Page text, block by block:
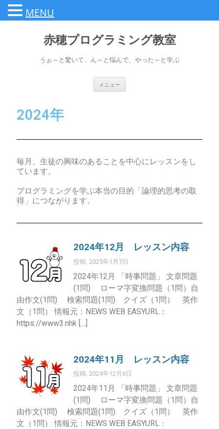
赤穂プログラミング教室
うぉ～と驚いて、ん～と悩んで、やった～と学ぶ
メニュー
2024年
毎月、生徒の興味のあることを中心にレッスンをし
ています。
プログラミングを学ぶ本当の目的「論理的思考の取
得」につながります。
2024年12月 レッスン内容
投稿: 2025年1月7日
2024年12月 「時事問題」 文章問題
(1問) ローマ字変換問題（1問）自
由作文(1問) 検索問題(1問) クイズ（1問） 英作
文（1問） 情報元：NEWS WEB EASYURL：
https://www3.nhk […]
2024年11月 レッスン内容
投稿: 2024年12月6日
2024年11月 「時事問題」 文章問題
(1問) ローマ字変換問題（1問）自
由作文(1問) 検索問題(1問) クイズ（1問） 英作
文（1問） 情報元：NEWS WEB EASYURL：
MENU